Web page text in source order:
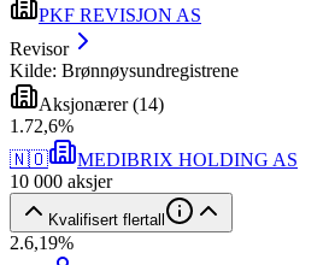
PKF REVISJON AS
Revisor
Kilde: Brønnøysundregistrene
Aksjonærer(14)
1 .72,6%
🇳🇴
MEDIBRIX HOLDING AS
10 000 aksjer
Kvalifisert flertall
2.6,19%